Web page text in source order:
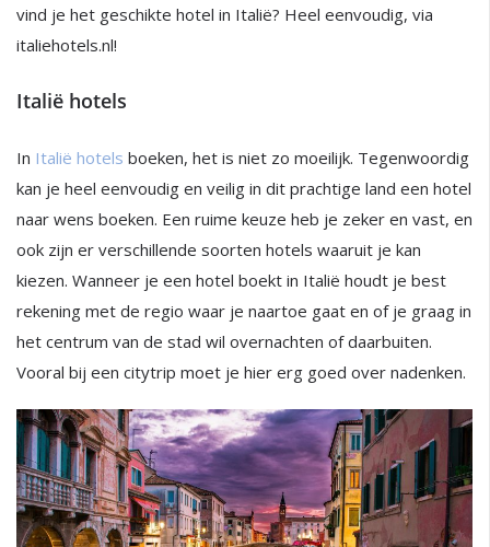
vind je het geschikte hotel in Italië? Heel eenvoudig, via
italiehotels.nl!
Italië hotels
In Italië hotels boeken, het is niet zo moeilijk. Tegenwoordig
kan je heel eenvoudig en veilig in dit prachtige land een hotel
naar wens boeken. Een ruime keuze heb je zeker en vast, en
ook zijn er verschillende soorten hotels waaruit je kan
kiezen. Wanneer je een hotel boekt in Italië houdt je best
rekening met de regio waar je naartoe gaat en of je graag in
het centrum van de stad wil overnachten of daarbuiten.
Vooral bij een citytrip moet je hier erg goed over nadenken.